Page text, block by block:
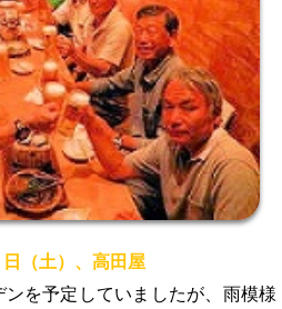
（土）、高田屋
を予定していましたが、雨模様